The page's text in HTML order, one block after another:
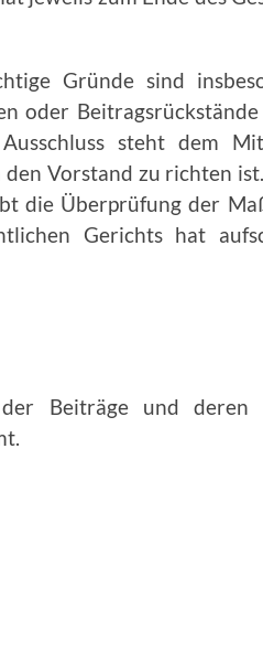
Gründe sind
oder
steht dem
Vorstand zu richten
die Überprüfung der
Gerichts hat
Beiträge und